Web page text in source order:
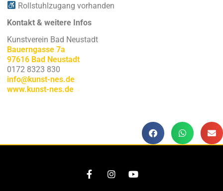
Rollstuhlzugang vorhanden
Kontakt & weitere Infos
Kunstverein Bad Neustadt
Bauerngasse 7a
97616 Bad Neustadt
0172 8323 830
info@kunst-nes.de
www.kunst-nes.de